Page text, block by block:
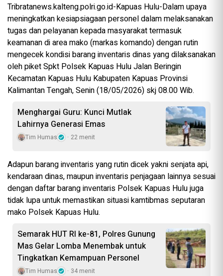
Tribratanews.kalteng.polri.go.id-Kapuas Hulu-Dalam upaya
meningkatkan kesiapsiagaan personel dalam melaksanakan
tugas dan pelayanan kepada masyarakat termasuk
keamanan di area mako (markas komando) dengan rutin
mengecek kondisi barang inventaris dinas yang dilaksanakan
oleh piket Spkt Polsek Kapuas Hulu Jalan Beringin
Kecamatan Kapuas Hulu Kabupaten Kapuas Provinsi
Kalimantan Tengah, Senin (18/05/2026) skj 08.00 Wib.
Menghargai Guru: Kunci Mutlak
Lahirnya Generasi Emas
Tim Humas 22 menit
Adapun barang inventaris yang rutin dicek yakni senjata api,
kendaraan dinas, maupun inventaris penjagaan lainnya sesuai
dengan daftar barang inventaris Polsek Kapuas Hulu juga
tidak lupa untuk memastikan situasi kamtibmas seputaran
mako Polsek Kapuas Hulu.
Semarak HUT RI ke-81, Polres Gunung
Mas Gelar Lomba Menembak untuk
Tingkatkan Kemampuan Personel
Tim Humas 34 menit